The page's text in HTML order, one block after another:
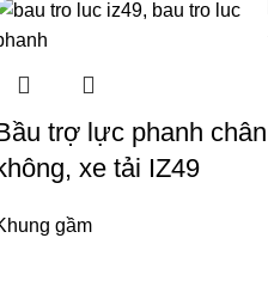
trợ lực phanh chân
xe tải IZ49
gầm